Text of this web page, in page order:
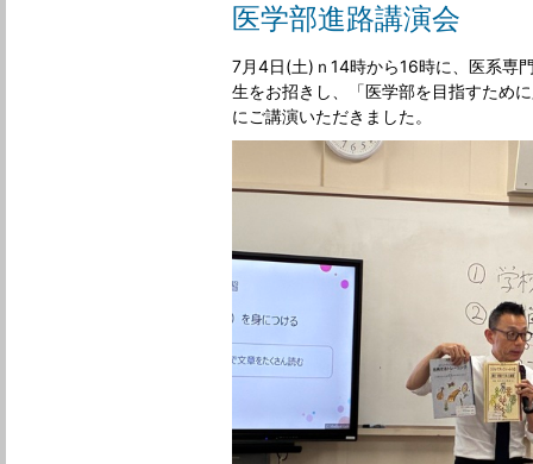
医学部進路講演会
7月4日(土)ｎ14時から16時に、医系専
生をお招きし、「医学部を目指すため
にご講演いただきました。